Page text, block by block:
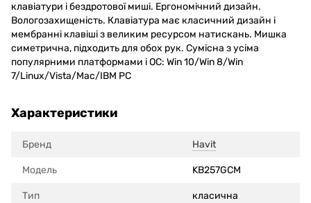
клавіатури і бездротової миші. Ергономічний дизайн.
Вологозахищеність. Клавіатура має класичний дизайн і
мембранні клавіші з великим ресурсом натискань. Мишка
симетрична, підходить для обох рук. Сумісна з усіма
популярними платформами і ОС: Win 10/Win 8/Win
7/Linux/Vista/Mac/IBM PC
Характеристики
Бренд Havit
Модель KB257GCM
Тип класична